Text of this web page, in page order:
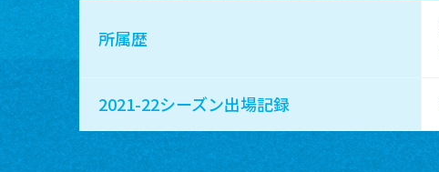
所属歴
2021-22シーズン出場記録